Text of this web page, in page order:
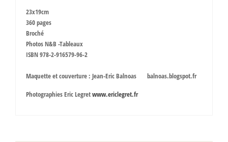
23x19cm
360 pages
Broché
Photos N&B -Tableaux
ISBN 978-2-916579-96-2
Maquette et couverture : Jean-Eric Balnoas balnoas.blogspot.fr
Photographies Eric Legretwww.ericlegret.fr